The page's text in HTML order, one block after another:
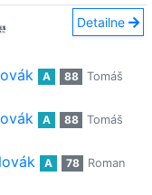
Detailne
A 88
Tomáš
A 88
Tomáš
A 78
Roman